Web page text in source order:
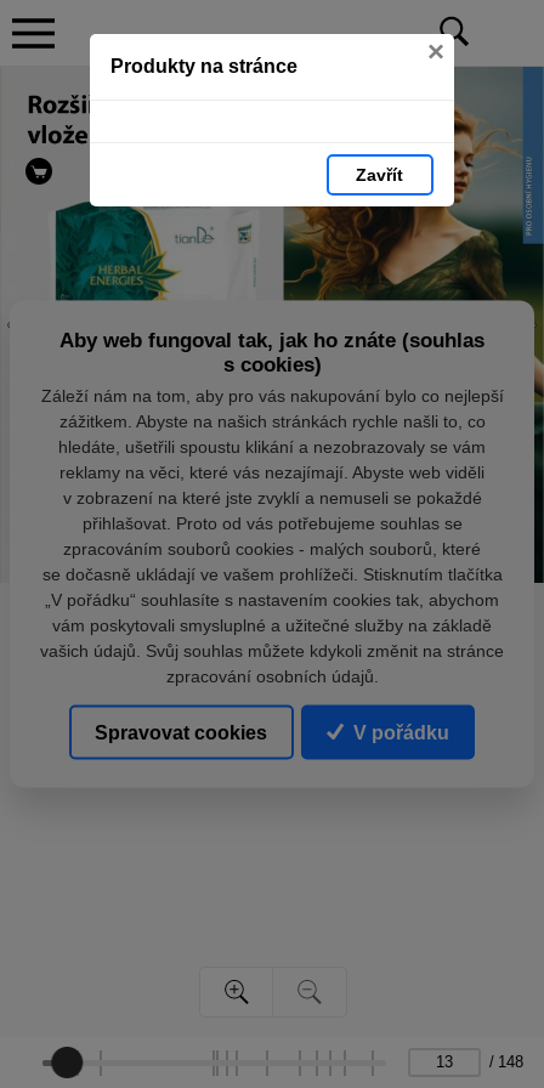
Produkty na stránce ×
Zavřít
/ 148
Aby web fungoval tak, jak ho znáte (souhlas
s cookies)
Záleží nám na tom, aby pro vás nakupování bylo co nejlepší
zážitkem. Abyste na našich stránkách rychle našli to, co
hledáte, ušetřili spoustu klikání a nezobrazovaly se vám
reklamy na věci, které vás nezajímají. Abyste web viděli
v zobrazení na které jste zvyklí a nemuseli se pokaždé
přihlašovat. Proto od vás potřebujeme souhlas se
zpracováním souborů cookies - malých souborů, které
se dočasně ukládají ve vašem prohlížeči. Stisknutím tlačítka
„V pořádku“ souhlasíte s nastavením cookies tak, abychom
vám poskytovali smysluplné a užitečné služby na základě
vašich údajů. Svůj souhlas můžete kdykoli změnit na stránce
zpracování osobních údajů.
Spravovat cookies V pořádku